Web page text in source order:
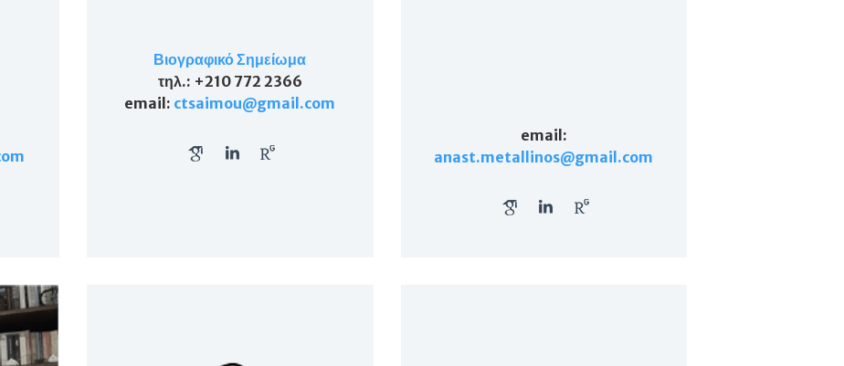
Βιογραφικό Σημείωμα
τηλ.: +210 772 2366
email : ctsaimou@gmail.com
email :
anast.metallinos@gmail.com